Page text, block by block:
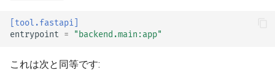
[tool.fastapi]
entrypoint = "backend.main:app"
これは次と同等です: